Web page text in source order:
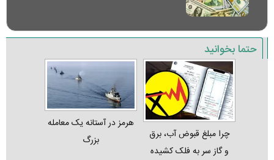
حتما بخوانید
چرا مبلغ قبوض آب، برق
و گاز سر به فلک کشیده
هرمز در آستانه یک معامله
بزرگ